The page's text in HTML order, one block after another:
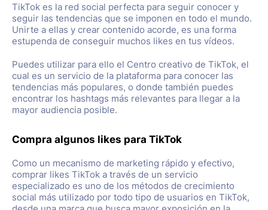
TikTok es la red social perfecta para seguir conocer y
seguir las tendencias que se imponen en todo el mundo.
Unirte a ellas y crear contenido acorde, es una forma
estupenda de conseguir muchos likes en tus vídeos.
Puedes utilizar para ello el Centro creativo de TikTok, el
cual es un servicio de la plataforma para conocer las
tendencias más populares, o donde también puedes
encontrar los hashtags más relevantes para llegar a la
mayor audiencia posible.
Compra algunos likes para TikTok
Como un mecanismo de marketing rápido y efectivo,
comprar likes TikTok a través de un servicio
especializado es uno de los métodos de crecimiento
social más utilizado por todo tipo de usuarios en TikTok,